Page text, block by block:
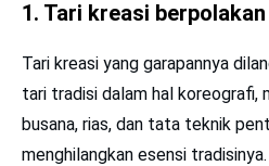
1. Tari kreasi
Tari kreasi yang garapannya
tari tradisi dalam hal koreograﬁ,
busana, rias, dan tata teknik
menghilangkan esensi